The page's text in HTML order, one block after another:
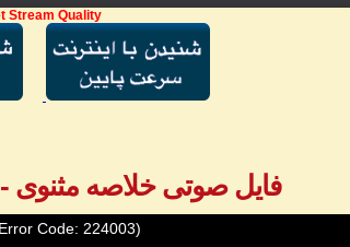
Stream Quality
فایل صوتی خلاصه مثنوی - بخش ۳ -
Code: 224003)